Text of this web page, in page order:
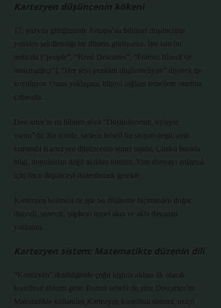
Kartezyen düşüncenin kökeni
17. yüzyıla gittiğimizde Avrupa’da bilimsel düşüncenin
yeniden şekillendiği bir dönem görüyoruz. İşte tam bu
noktada
[“people”, “René Descartes”, “Fransız filozof ve
matematikçi”] , “Her şeyi yeniden düşünmeliyim” diyerek işe
koyuluyor. Onun yaklaşımı, bilgiyi sağlam temellere oturtma
çabasıdır.
Descartes’ın en bilinen sözü “Düşünüyorum, öyleyse
varım”dır. Bu cümle, sadece felsefi bir slogan değil; aynı
zamanda Kartezyen düşüncenin temel taşıdır. Çünkü burada
bilgi, duyulardan değil akıldan türetilir. Yani dünyayı anlamak
için önce düşünceyi düzenlemek gerekir.
Kartezyen kelimesi de işte bu düşünme biçiminden doğar:
düzenli, sistemli, şüpheyi temel alan ve akla dayanan
yaklaşım.
Kartezyen sistem: Matematikte düzenin dili
“Kartezyen” denildiğinde çoğu kişinin aklına ilk olarak
koordinat sistemi gelir. Bunun sebebi de yine Descartes’tır.
Matematikte kullanılan Kartezyen koordinat sistemi, uzayı